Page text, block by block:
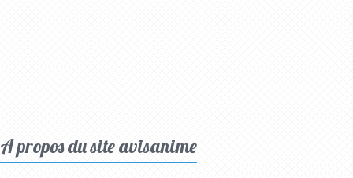
A propos du site avisanime